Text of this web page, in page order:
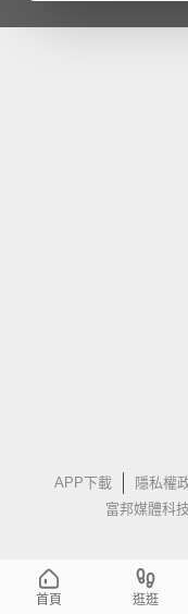
APP下載 隱私權
富邦媒體科
首頁 逛逛